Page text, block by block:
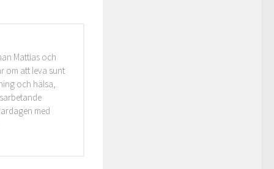
Mattias och
om att leva sunt
och hälsa,
med